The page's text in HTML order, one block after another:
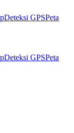
Deteksi GPSPeta
Deteksi GPSPeta